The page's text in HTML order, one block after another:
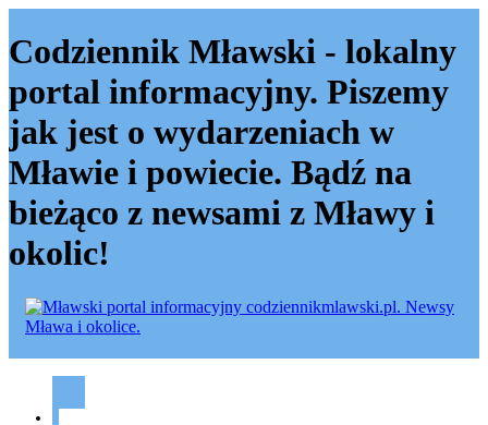
Codziennik Mławski - lokalny
portal informacyjny. Piszemy
jak jest o wydarzeniach w
Mławie i powiecie. Bądź na
bieżąco z newsami z Mławy i
okolic!
Codziennik mławski – Mława